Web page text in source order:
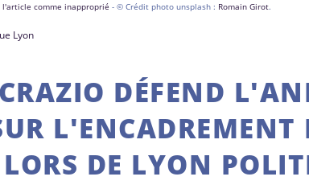
comme inapproprié - © Crédit photo unsplash : Romain Girot.
Lyon
DÉFEND
L'ENCADREMENT
DE LYON